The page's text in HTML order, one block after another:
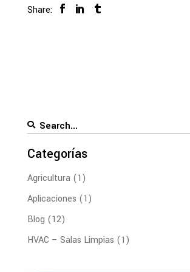
Share:
Search
Categorías
Agricultura(1)
Aplicaciones (1)
Blog (12)
HVAC – Salas Limpias (1)